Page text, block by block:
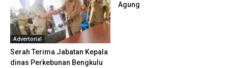
Advertorial
Serah Terima Jabatan Kepala
dinas Perkebunan Bengkulu
Agung